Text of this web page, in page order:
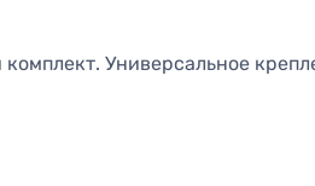
комплект. Универсальное